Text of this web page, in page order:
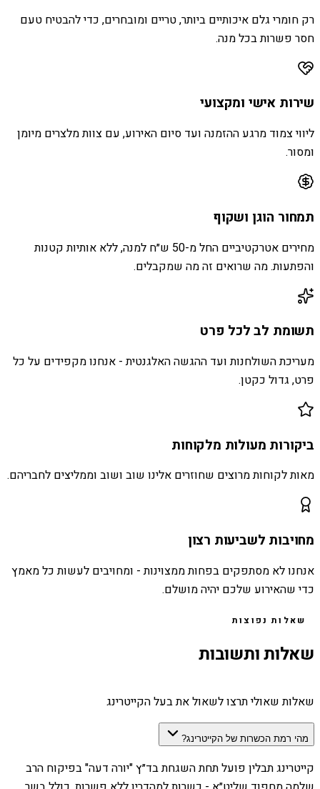
רק חומרי גלם איכותיים ביותר, טריים ומובחרים, כדי להבטיח טעם
חסר פשרות בכל מנה.
שירות אישי ומקצועי
ליווי צמוד מרגע ההזמנה ועד סיום האירוע, עם צוות מלצרים מיומן
ומסור.
תמחור הוגן ושקוף
מחירים אטרקטיביים החל מ-50 ש״ח למנה, ללא אותיות קטנות
והפתעות. מה שרואים זה מה שמקבלים.
תשומת לב לכל פרט
מעריכת השולחנות ועד ההגשה האלגנטית - אנחנו מקפידים על כל
פרט, גדול כקטן.
ביקורות מעולות מלקוחות
מאות לקוחות מרוצים שחוזרים אלינו שוב ושוב וממליצים לחבריהם.
מחויבות לשביעות רצון
אנחנו לא מסתפקים בפחות ממצוינות - ומחויבים לעשות כל מאמץ
כדי שהאירוע שלכם יהיה מושלם.
שאלות נפוצות
שאלות ותשובות
שאלות שאולי תרצו לשאול את בעל הקייטרינג
מהי רמת הכשרות של הקייטרינג?
קייטרינג תבלין פועל תחת השגחת בד״ץ "יורה דעה" בפיקוח הרב